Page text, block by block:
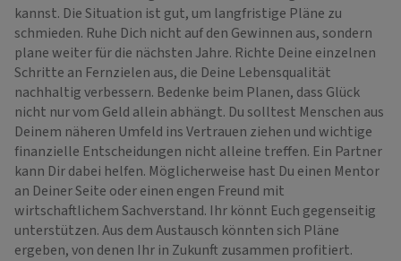
kannst. Die Situation ist gut, um langfristige Pläne zu
schmieden. Ruhe Dich nicht auf den Gewinnen aus, sondern
plane weiter für die nächsten Jahre. Richte Deine einzelnen
Schritte an Fernzielen aus, die Deine Lebensqualität
nachhaltig verbessern. Bedenke beim Planen, dass Glück
nicht nur vom Geld allein abhängt. Du solltest Menschen aus
Deinem näheren Umfeld ins Vertrauen ziehen und wichtige
finanzielle Entscheidungen nicht alleine treffen. Ein Partner
kann Dir dabei helfen. Möglicherweise hast Du einen Mentor
an Deiner Seite oder einen engen Freund mit
wirtschaftlichem Sachverstand. Ihr könnt Euch gegenseitig
unterstützen. Aus dem Austausch könnten sich Pläne
ergeben, von denen Ihr in Zukunft zusammen profitiert.